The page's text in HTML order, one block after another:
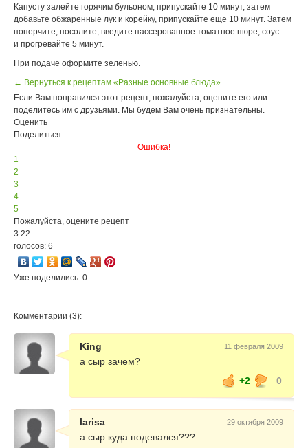
Капусту залейте горячим бульоном, припускайте 10 минут, затем
добавьте обжаренные лук и корейку, припускайте еще 10 минут. Затем
поперчите, посолите, введите пассерованное томатное пюре, соус
и прогревайте 5 минут.
При подаче оформите зеленью.
← Вернуться к рецептам «Разные основные блюда»
Если Вам понравился этот рецепт, пожалуйста, оцените его или
поделитесь им с друзьями. Мы будем Вам очень признательны.
Оценить
Поделиться
Ошибка!
1
2
3
4
5
Пожалуйста, оцените рецепт
3.22
голосов: 6
Уже поделились: 0
Комментарии (3):
King 11 февраля 2009
а сыр зачем?
+2
0
larisa 29 октября 2009
а сыр куда подевался???